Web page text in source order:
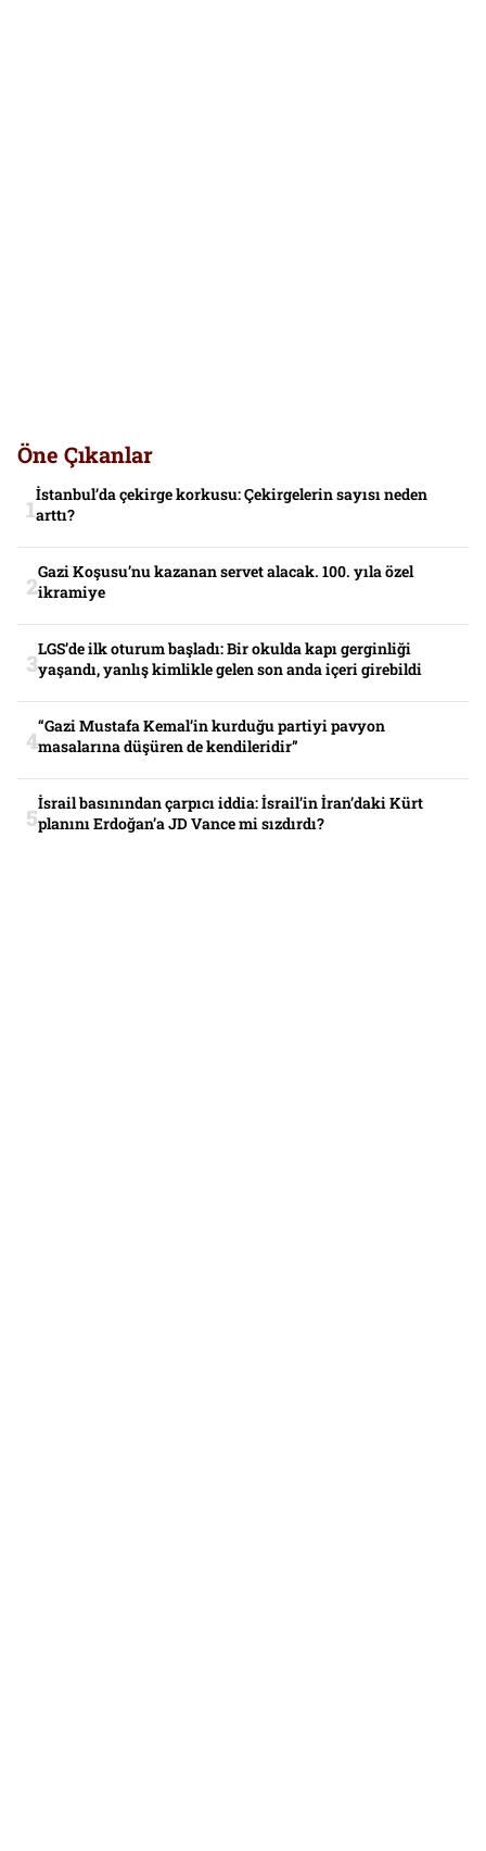
Öne Çıkanlar
İstanbul’da çekirge korkusu: Çekirgelerin sayısı neden
arttı?
Gazi Koşusu’nu kazanan servet alacak. 100. yıla özel
ikramiye
LGS’de ilk oturum başladı: Bir okulda kapı gerginliği
yaşandı, yanlış kimlikle gelen son anda içeri girebildi
“Gazi Mustafa Kemal’in kurduğu partiyi pavyon
masalarına düşüren de kendileridir”
İsrail basınından çarpıcı iddia: İsrail’in İran’daki Kürt
planını Erdoğan’a JD Vance mi sızdırdı?